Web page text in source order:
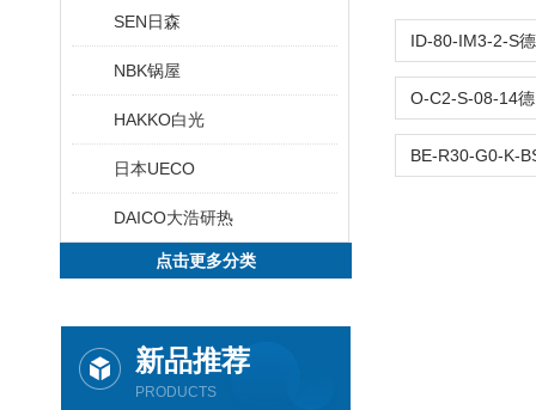
SEN日森
NBK锅屋
HAKKO白光
日本UECO
DAICO大浩研热
点击更多分类
新品推荐
PRODUCTS